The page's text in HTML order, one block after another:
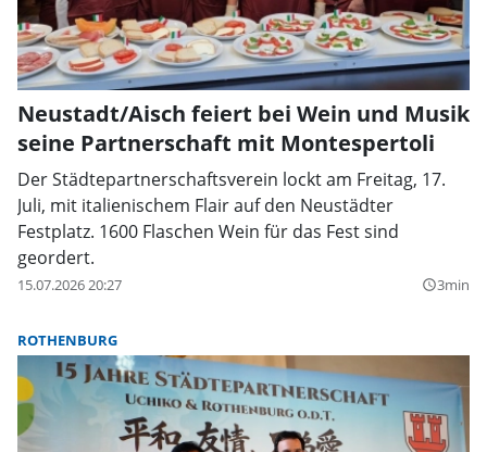
Neustadt/Aisch feiert bei Wein und Musik
seine Partnerschaft mit Montespertoli
Der Städtepartnerschaftsverein lockt am Freitag, 17.
Juli, mit italienischem Flair auf den Neustädter
Festplatz. 1600 Flaschen Wein für das Fest sind
geordert.
15.07.2026 20:27 query_builder3min
ROTHENBURG